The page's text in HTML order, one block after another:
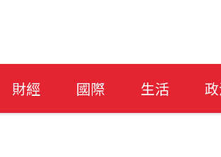
財經 國際 生活